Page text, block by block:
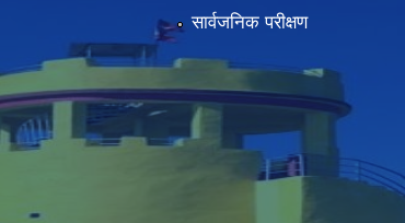
सार्वजनिक परीक्षण